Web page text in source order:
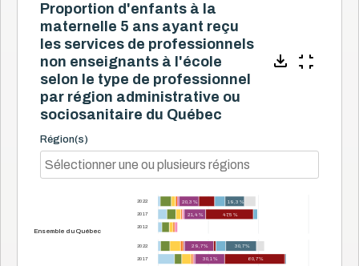
Proportion d'enfants à la
maternelle 5 ans ayant reçu
les services de professionnels
non enseignants à l'école
selon le type de professionnel
par région administrative ou
sociosanitaire du Québec
Région(s)
21,4 % 47,5 %
20,3 % 19,3 %
30,1 % 60,7 %
29,7 % 30,7 %
Ensemble du Québec
2022
2017
2012
2022
2017